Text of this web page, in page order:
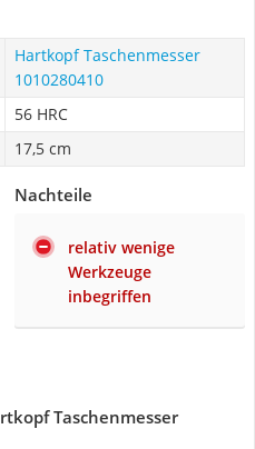
Hartkopf Taschenmesser
1010280410
56 HRC
17,5 cm
Nachteile
relativ wenige
Werkzeuge
inbegriffen
Taschenmesser